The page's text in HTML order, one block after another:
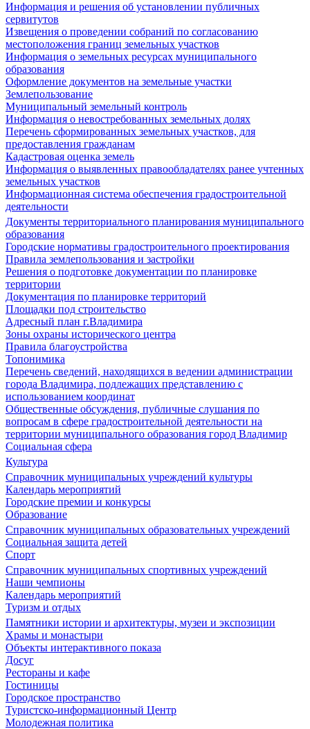
Информация и решения об установлении публичных
сервитутов
Извещения о проведении собраний по согласованию
местоположения границ земельных участков
Информация о земельных ресурсах муниципального
образования
Оформление документов на земельные участки
Землепользование
Муниципальный земельный контроль
Информация о невостребованных земельных долях
Перечень сформированных земельных участков, для
предоставления гражданам
Кадастровая оценка земель
Информация о выявленных правообладателях ранее учтенных
земельных участков
Информационная система обеспечения градостроительной
деятельности
Документы территориального планирования муниципального
образования
Городские нормативы градостроительного проектирования
Правила землепользования и застройки
Решения о подготовке документации по планировке
территории
Документация по планировке территорий
Площадки под строительство
Адресный план г.Владимира
Зоны охраны исторического центра
Правила благоустройства
Топонимика
Перечень сведений, находящихся в ведении администрации
города Владимира, подлежащих представлению с
использованием координат
Общественные обсуждения, публичные слушания по
вопросам в сфере градостроительной деятельности на
территории муниципального образования город Владимир
Социальная сфера
Культура
Справочник муниципальных учреждений культуры
Календарь мероприятий
Городские премии и конкурсы
Образование
Справочник муниципальных образовательных учреждений
Социальная защита детей
Спорт
Справочник муниципальных спортивных учреждений
Наши чемпионы
Календарь мероприятий
Туризм и отдых
Памятники истории и архитектуры, музеи и экспозиции
Храмы и монастыри
Объекты интерактивного показа
Досуг
Рестораны и кафе
Гостиницы
Городское пространство
Туристско-информационный Центр
Молодежная политика